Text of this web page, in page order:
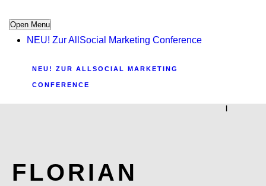
Open Menu
NEU! Zur AllSocial Marketing Conference
NEU! ZUR ALLSOCIAL MARKETING
CONFERENCE
|
FLORIAN